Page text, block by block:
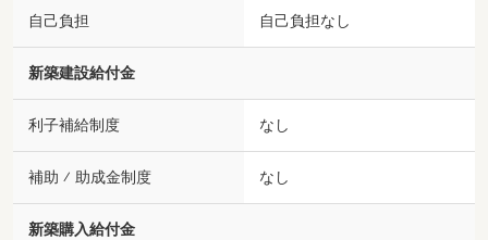
自己負担 自己負担なし
新築建設給付金
利子補給制度 なし
補助 ⁄ 助成金制度 なし
新築購入給付金